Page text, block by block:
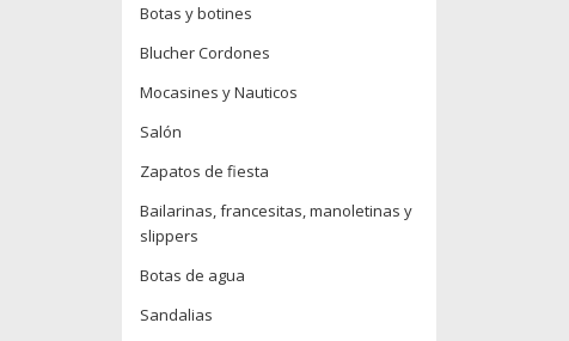
Botas y botines
Blucher Cordones
Mocasines y Nauticos
Salón
Zapatos de fiesta
Bailarinas, francesitas, manoletinas y
slippers
Botas de agua
Sandalias